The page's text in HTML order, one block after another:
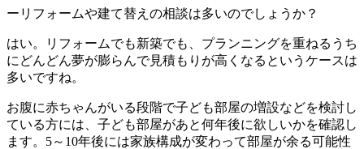
ーリフォームや建て替えの相談は多いのでしょうか？
はい。リフォームでも新築でも、プランニングを重ねるうち
にどんどん夢が膨らんで見積もりが高くなるというケースは
多いですね。
お腹に赤ちゃんがいる段階で子ども部屋の増設などを検討し
ている方には、子ども部屋があと何年後に欲しいかを確認し
ます。5～10年後には家族構成が変わって部屋が余る可能性